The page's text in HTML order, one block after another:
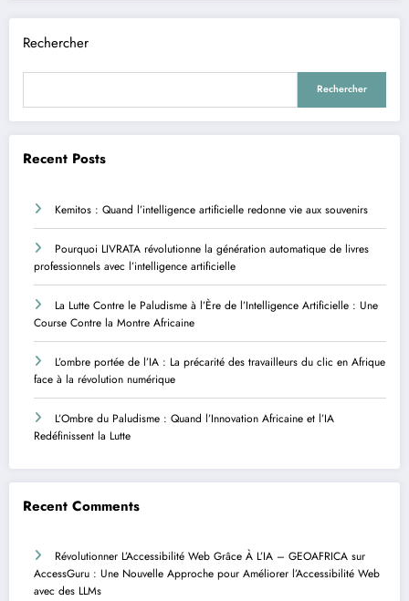
Rechercher
Rechercher
Recent Posts
Kemitos : Quand l’intelligence artificielle redonne vie aux souvenirs
Pourquoi LIVRATA révolutionne la génération automatique de livres
professionnels avec l’intelligence artificielle
La Lutte Contre le Paludisme à l’Ère de l’Intelligence Artificielle : Une
Course Contre la Montre Africaine
L’ombre portée de l’IA : La précarité des travailleurs du clic en Afrique
face à la révolution numérique
L’Ombre du Paludisme : Quand l’Innovation Africaine et l’IA
Redéfinissent la Lutte
Recent Comments
Révolutionner L’Accessibilité Web Grâce À L’IA – GEOAFRICA sur
AccessGuru : Une Nouvelle Approche pour Améliorer l’Accessibilité Web
avec des LLMs